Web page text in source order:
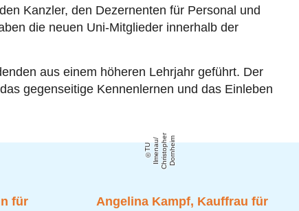
Kanzler, den Dezernenten für Personal und
die neuen Uni-Mitglieder innerhalb der
aus einem höheren Lehrjahr geführt. Der
gegenseitige Kennenlernen und das Einleben
für
T
U
Il
m
e
n
a
u /
C
h
ri
s
t
o
p
h e
r
D
o
r
n
h
ei m
Angelina Kampf, Kauffrau für